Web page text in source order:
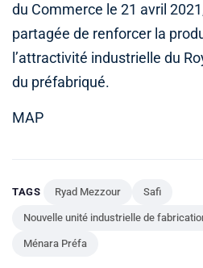
du Commerce le 21 avril
partagée de renforcer la
l’attractivité industrielle du
du préfabriqué.
MAP
TAGS Ryad Mezzour Safi
Nouvelle unité industrielle de
Ménara Préfa